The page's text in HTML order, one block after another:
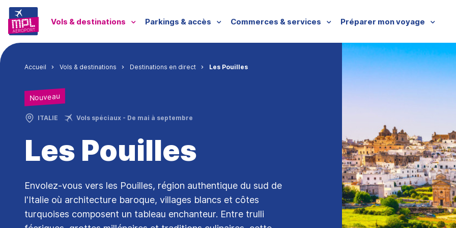
Aller au contenu principal
Menu passagers
Vols & destinations Parkings & accès Commerces & services Préparer mon voyage
Fil d'Ariane
Accueil Vols & destinations Destinations en direct Les Pouilles
Nouveau
ITALIE Vols spéciaux - De mai à septembre
Les Pouilles
Envolez-vous vers les Pouilles, région authentique du sud de
l'Italie où architecture baroque, villages blancs et côtes
turquoises composent un tableau enchanteur. Entre trulli